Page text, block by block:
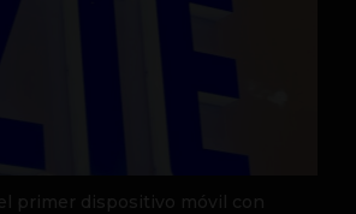
primer dispositivo móvil con